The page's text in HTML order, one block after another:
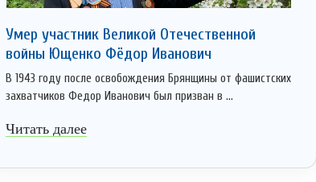
Умер участник Великой Отечественной
войны Ющенко Фёдор Иванович
В 1943 году после освобождения Брянщины от фашистских
захватчиков Федор Иванович был призван в ...
Читать далее